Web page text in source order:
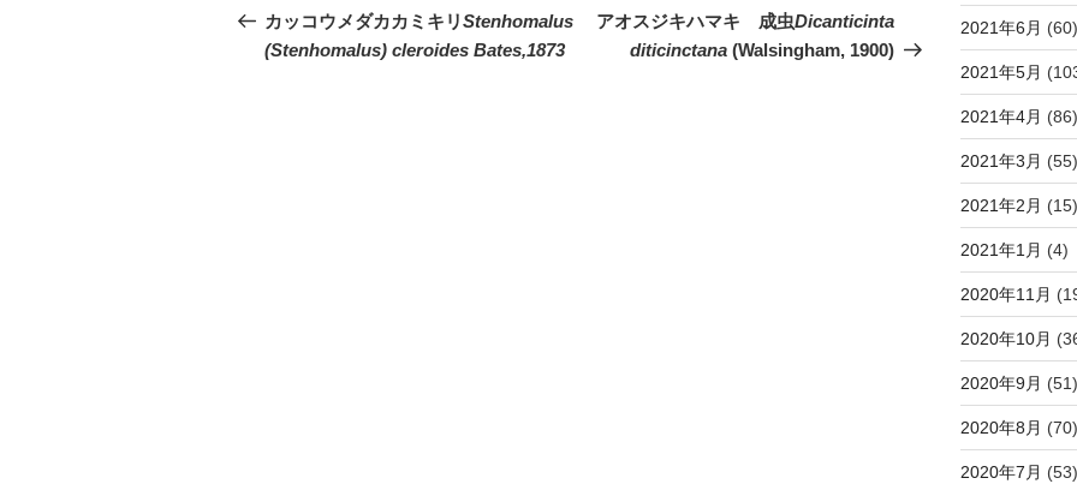
稿
ナ
の
投
カッコウメダカカミキリStenhomalus
(Stenhomalus) cleroides Bates,1873
の
投
アオスジキハマキ 成虫Dicanticinta
diticinctana (Walsingham, 1900)
2021年6月 (60)
2021年5月
2021年4月 (86)
2021年3月 (55)
2021年2月 (15)
2021年1月 (4)
2020年11月
2020年10月
2020年9月 (51)
2020年8月 (70)
2020年7月 (53)